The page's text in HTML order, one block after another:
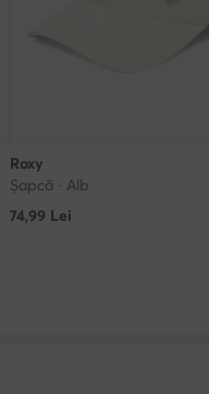
Roxy
Șapcă · Alb
74,99 Lei